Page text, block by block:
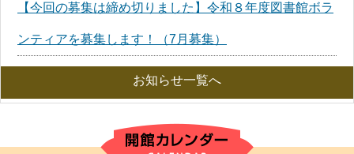
【今回の募集は締め切りました】令和８年度図書館ボラ
ンティアを募集します！（7月募集）
お知らせ一覧へ